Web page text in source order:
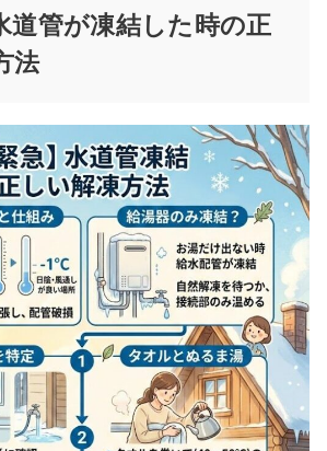
道管が凍結した時の正
法